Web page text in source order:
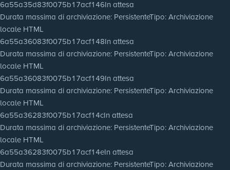
6a55a35d83f0075b17acf146In attesa
Durata massima di archiviazione: PersistenteTipo: Archiviazione
locale HTML
6a55a36083f0075b17acf148In attesa
Durata massima di archiviazione: PersistenteTipo: Archiviazione
locale HTML
6a55a36083f0075b17acf149In attesa
Durata massima di archiviazione: PersistenteTipo: Archiviazione
locale HTML
6a55a36283f0075b17acf14cIn attesa
Durata massima di archiviazione: PersistenteTipo: Archiviazione
locale HTML
6a55a36283f0075b17acf14eIn attesa
Durata massima di archiviazione: PersistenteTipo: Archiviazione